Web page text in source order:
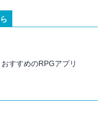
おすすめのRPGアプリ